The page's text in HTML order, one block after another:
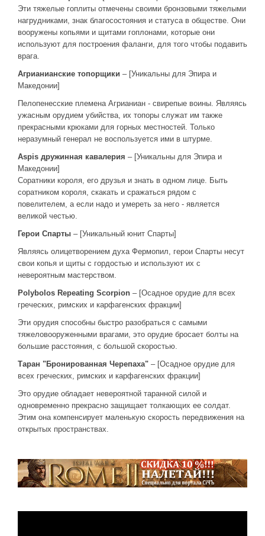
Эти тяжелые гоплиты отмечены своими бронзовыми тяжелыми
нагрудниками, знак благосостояния и статуса в обществе. Они
вооружены копьями и щитами гоплонами, которые они
используют для построения фаланги, для того чтобы подавить
врага.
Агрианианские топорщики – [Уникальны для Эпира и
Македонии]
Пелопенесские племена Агрианиан - свирепые воины. Являясь
ужасным орудием убийства, их топоры служат им также
прекрасными крюками для горных местностей. Только
неразумный генерал не воспользуется ими в штурме.
Aspis дружинная кавалерия – [Уникальны для Эпира и
Македонии]
Соратники короля, его друзья и знать в одном лице. Быть
соратником короля, скакать и сражаться рядом с
повелителем, а если надо и умереть за него - является
великой честью.
Герои Спарты – [Уникальный юнит Спарты]
Являясь олицетворением духа Фермопил, герои Спарты несут
свои копья и щиты с гордостью и используют их с
невероятным мастерством.
Polybolos Repeating Scorpion – [Осадное орудие для всех
греческих, римских и карфагенских фракции]
Эти орудия способны быстро разобраться с самыми
тяжеловооруженными врагами, это орудие бросает болты на
большие расстояния, с большой скоростью.
Таран "Бронированная Черепаха" – [Осадное орудие для
всех греческих, римских и карфагенских фракции]
Это орудие обладает невероятной таранной силой и
одновременно прекрасно защищает толкающих ее солдат.
Этим она компенсирует маленькую скорость передвижения на
открытых пространствах.